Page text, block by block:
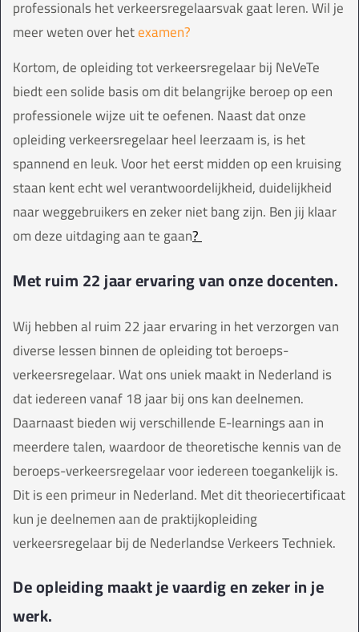
professionals het verkeersregelaarsvak gaat leren. Wil je
meer weten over hetexamen?
Kortom, de opleiding tot verkeersregelaar bij NeVeTe
biedt een solide basis om dit belangrijke beroep op een
professionele wijze uit te oefenen. Naast dat onze
opleiding verkeersregelaar heel leerzaam is, is het
spannend en leuk. Voor het eerst midden op een kruising
staan kent echt wel verantwoordelijkheid, duidelijkheid
naar weggebruikers en zeker niet bang zijn. Ben jij klaar
om deze uitdaging aan te gaan?
Met ruim 22 jaar ervaring van onze docenten.
Wij hebben al ruim 22 jaar ervaring in het verzorgen van
diverse lessen binnen de opleiding tot beroeps-
verkeersregelaar. Wat ons uniek maakt in Nederland is
dat iedereen vanaf 18 jaar bij ons kan deelnemen.
Daarnaast bieden wij verschillende E-learnings aan in
meerdere talen, waardoor de theoretische kennis van de
beroeps-verkeersregelaar voor iedereen toegankelijk is.
Dit is een primeur in Nederland. Met dit theoriecertificaat
kun je deelnemen aan de praktijkopleiding
verkeersregelaar bij de Nederlandse Verkeers Techniek.
De opleiding maakt je vaardig en zeker in je
werk.